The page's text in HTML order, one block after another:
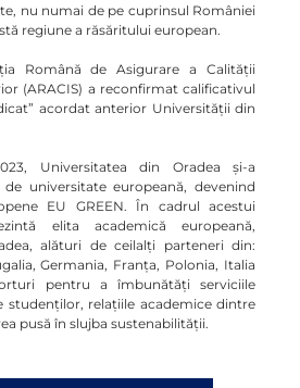
nu numai de pe cuprinsul României
regiune a răsăritului european.
Română de Asigurare a Calității
(ARACIS) a reconfirmat calificativul
acordat anterior Universității din
Universitatea din Oradea și-a
universitate europeană, devenind
EU GREEN. În cadrul acestui
elita academică europeană,
alături de ceilalți parteneri din:
Germania, Franța, Polonia, Italia
pentru a îmbunătăți serviciile
studenților, relațiile academice dintre
pusă în slujba sustenabilității.